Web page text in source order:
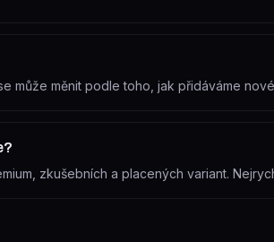
může měnit podle toho, jak přidáváme
zkušebních a placených variant.